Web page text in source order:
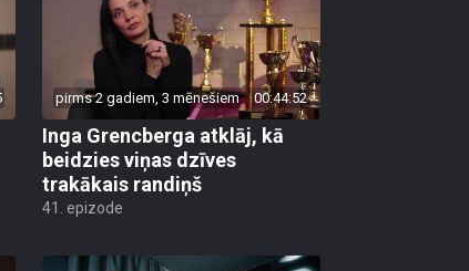
pirms 2 gadiem, 3 mēnešiem 00:44:52
Inga Grencberga atklāj, kā
beidzies viņas dzīves
trakākais randiņš
41. epizode